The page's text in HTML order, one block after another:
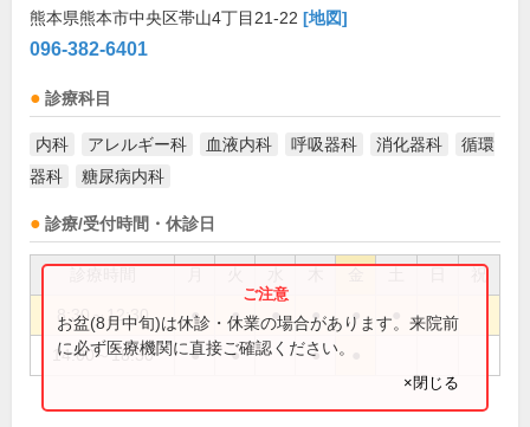
熊本県熊本市中央区帯山4丁目21-22 [地図]
096-382-6401
診療科目
内科 アレルギー科 血液内科 呼吸器科 消化器科
循環
器科
糖尿病内科
診療/受付時間・休診日
祝
8:30～12:30 ● ● ● ● ●
14:00～18:30 ● ● ●
お盆(8月中旬)は休診・休業の場合があります。来院前
に必ず医療機関に直接ご確認ください。
×閉じる